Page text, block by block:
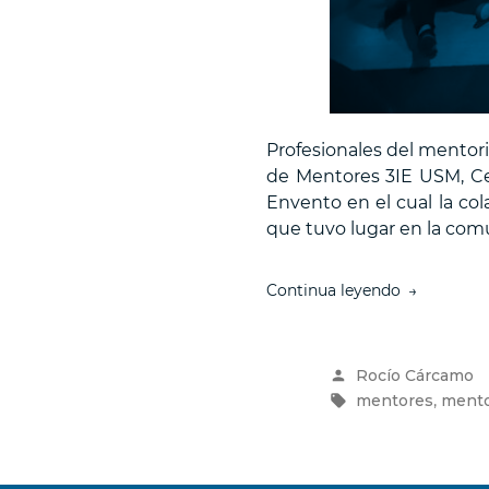
Profesionales del
de Mentores 3IE USM,
Envento en el cual la
que tuvo lugar en la
Continua leyendo“Se
de
mentores
Publicado
por
Rocío Cárcamo
Etiquetas:
mentores,